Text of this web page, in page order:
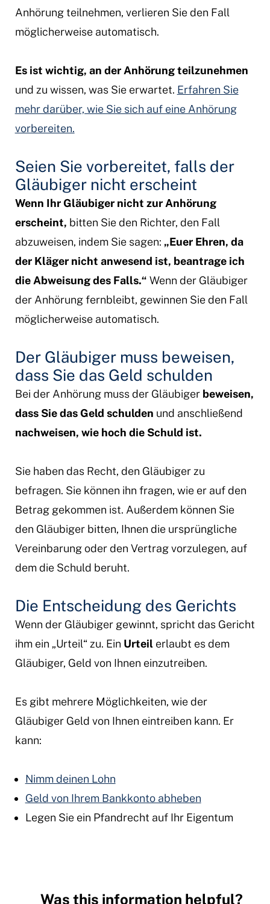
Anhörung teilnehmen, verlieren Sie den Fall
möglicherweise automatisch.
Es ist wichtig, an der Anhörung teilzunehmen
und zu wissen, was Sie erwartet. Erfahren Sie
mehr darüber, wie Sie sich auf eine Anhörung
vorbereiten.
Seien Sie vorbereitet, falls der
Gläubiger nicht erscheint
Wenn Ihr Gläubiger nicht zur Anhörung
erscheint, bitten Sie den Richter, den Fall
abzuweisen, indem Sie sagen: „Euer Ehren, da
der Kläger nicht anwesend ist, beantrage ich
die Abweisung des Falls.“ Wenn der Gläubiger
der Anhörung fernbleibt, gewinnen Sie den Fall
möglicherweise automatisch.
Der Gläubiger muss beweisen,
dass Sie das Geld schulden
Bei der Anhörung muss der Gläubiger beweisen,
dass Sie das Geld schulden und anschließend
nachweisen, wie hoch die Schuld ist.
Sie haben das Recht, den Gläubiger zu
befragen. Sie können ihn fragen, wie er auf den
Betrag gekommen ist. Außerdem können Sie
den Gläubiger bitten, Ihnen die ursprüngliche
Vereinbarung oder den Vertrag vorzulegen, auf
dem die Schuld beruht.
Die Entscheidung des Gerichts
Wenn der Gläubiger gewinnt, spricht das Gericht
ihm ein „Urteil“ zu. Ein Urteilerlaubt es dem
Gläubiger, Geld von Ihnen einzutreiben.
Es gibt mehrere Möglichkeiten, wie der
Gläubiger Geld von Ihnen eintreiben kann. Er
kann:
Nimm deinen Lohn
Geld von Ihrem Bankkonto abheben
Legen Sie ein Pfandrecht auf Ihr Eigentum
Was this information helpful?